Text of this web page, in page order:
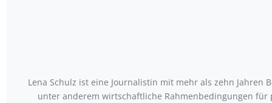
Lena Schulz ist eine Journalistin mit mehr als zehn
unter anderem wirtschaftliche Rahmenbedingungen